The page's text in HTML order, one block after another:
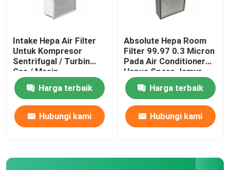
Intake Hepa Air Filter
Untuk Kompresor
Sentrifugal / Turbin
Gas / Mesin
Harga terbaik
Hubungi kami
Absolute Hepa Room
Filter 99.97 0.3 Micron
Pada Air Conditioner
Hapus Spora Jamur
Harga terbaik
Hubungi kami